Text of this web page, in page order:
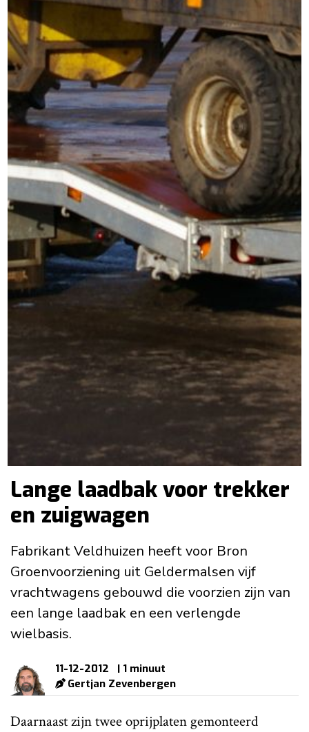
Lange laadbak voor trekker
en zuigwagen
Fabrikant Veldhuizen heeft voor Bron
Groenvoorziening uit Geldermalsen vijf
vrachtwagens gebouwd die voorzien zijn van
een lange laadbak en een verlengde
wielbasis.
11-12-2012
| 1 minuut
Gertjan Zevenbergen
Daarnaast zijn twee oprijplaten gemonteerd